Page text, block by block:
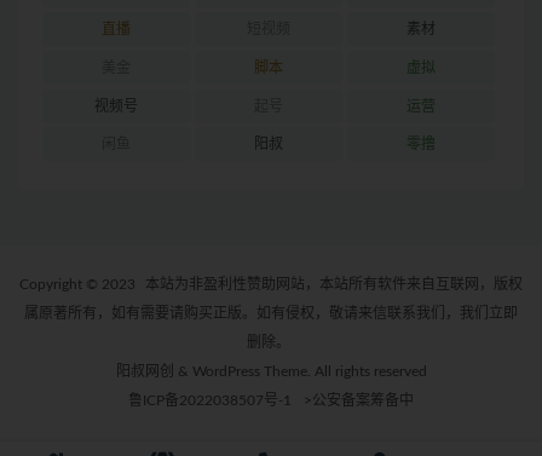
直播 素材
脚本 虚拟
视频号 运营
阳叔 零撸
Copyright © 2023
本站为非盈利性赞助网站，本站所有软件来自互联网，版权
属原著所有，如有需要请购买正版。如有侵权，敬请来信联系我们，我们立即
删除。
阳叔网创 & WordPress Theme. All rights reserved
鲁ICP备2022038507号-1
>公安备案筹备中